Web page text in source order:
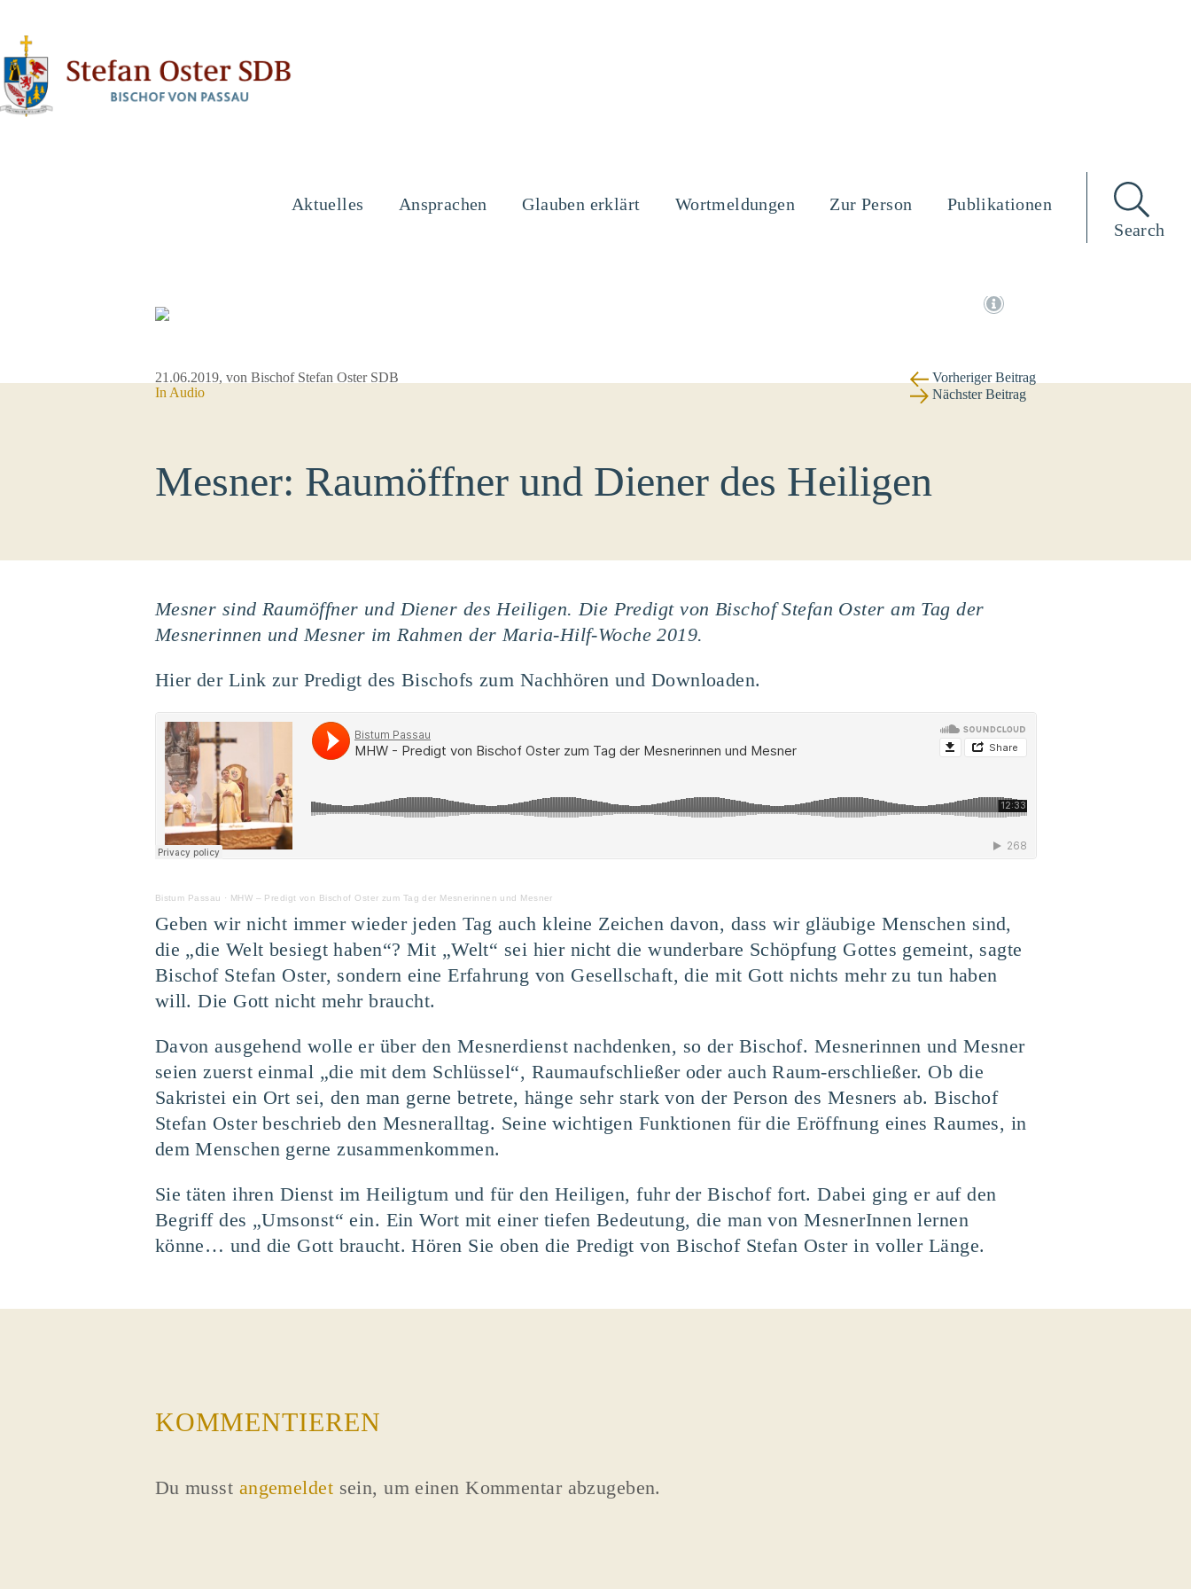
Aktuelles Ansprachen Glauben erklärt Wortmeldungen Zur Person
Publikationen
Search
21.06.2019, von Bischof Stefan Oster SDB
In Audio
Vorheriger Beitrag
Nächster Beitrag
Mesner: Raumöffner und Diener des Heiligen
Mesner sind Raumöffner und Diener des Heiligen. Die Predigt von Bischof Stefan Oster am Tag der
Mesnerinnen und Mesner im Rahmen der Maria-Hilf-Woche 2019.
Hier der Link zur Predigt des Bischofs zum Nachhören und Downloaden.
Bistum Passau · MHW – Predigt von Bischof Oster zum Tag der Mesnerinnen und Mesner
Geben wir nicht immer wieder jeden Tag auch kleine Zeichen davon, dass wir gläubige Menschen sind,
die „die Welt besiegt haben“? Mit „Welt“ sei hier nicht die wunderbare Schöpfung Gottes gemeint, sagte
Bischof Stefan Oster, sondern eine Erfahrung von Gesellschaft, die mit Gott nichts mehr zu tun haben
will. Die Gott nicht mehr braucht.
Davon ausgehend wolle er über den Mesnerdienst nachdenken, so der Bischof. Mesnerinnen und Mesner
seien zuerst einmal „die mit dem Schlüssel“, Raumaufschließer oder auch Raum-erschließer. Ob die
Sakristei ein Ort sei, den man gerne betrete, hänge sehr stark von der Person des Mesners ab. Bischof
Stefan Oster beschrieb den Mesneralltag. Seine wichtigen Funktionen für die Eröffnung eines Raumes, in
dem Menschen gerne zusammenkommen.
Sie täten ihren Dienst im Heiligtum und für den Heiligen, fuhr der Bischof fort. Dabei ging er auf den
Begriff des „Umsonst“ ein. Ein Wort mit einer tiefen Bedeutung, die man von MesnerInnen lernen
könne… und die Gott braucht. Hören Sie oben die Predigt von Bischof Stefan Oster in voller Länge.
KOMMENTIEREN
Du musst angemeldet sein, um einen Kommentar abzugeben.